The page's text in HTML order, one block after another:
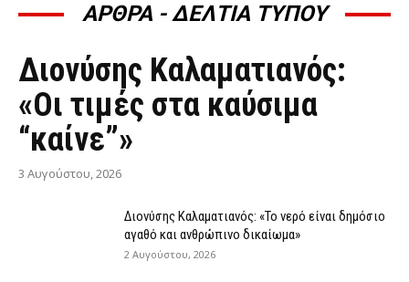
ΑΡΘΡΑ - ΔΕΛΤΙΑ ΤΥΠΟΥ
ΆΡΘΡΑ - ΔΕΛΤΊΑ ΤΎΠΟΥ
Διονύσης Καλαματιανός:
«Οι τιμές στα καύσιμα
“καίνε”»
3 Αυγούστου, 2026
Διονύσης Καλαματιανός: «Το νερό είναι δημόσιο
αγαθό και ανθρώπινο δικαίωμα»
2 Αυγούστου, 2026